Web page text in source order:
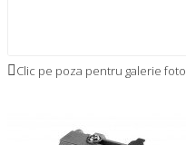
Clic pe poza pentru galerie foto